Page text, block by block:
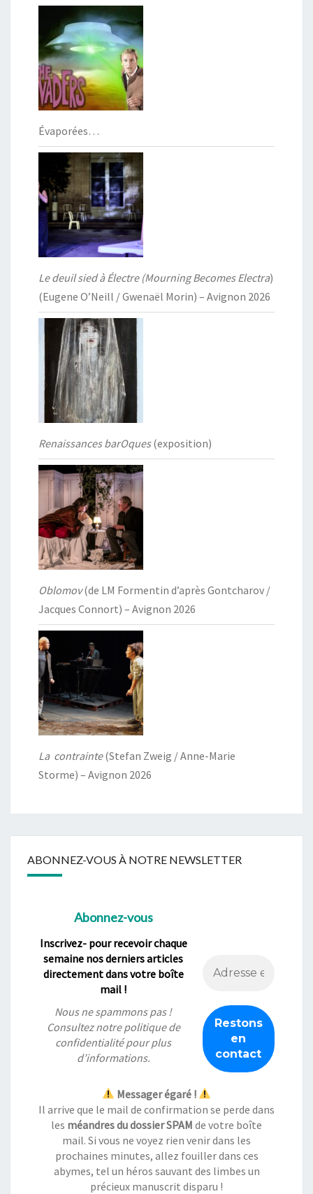
Évaporées…
Le deuil sied à Électre (Mourning Becomes Electra)
(Eugene O’Neill / Gwenaël Morin) – Avignon 2026
Renaissances barOques(exposition)
Oblomov(de LM Formentin d’après Gontcharov /
Jacques Connort) – Avignon 2026
La contrainte(Stefan Zweig / Anne-Marie
Storme) – Avignon 2026
ABONNEZ-VOUS À NOTRE NEWSLETTER
Abonnez-vous
Inscrivez- pour recevoir chaque
semaine nos derniers articles
directement dans votre boîte
mail !
Nous ne spammons pas !
Consultez notrepolitique de
confidentialitépour plus
d’informations.
Messager égaré !
Il arrive que le mail de confirmation se perde dans
les méandres du dossier SPAM de votre boîte
mail. Si vous ne voyez rien venir dans les
prochaines minutes, allez fouiller dans ces
abymes, tel un héros sauvant des limbes un
précieux manuscrit disparu !